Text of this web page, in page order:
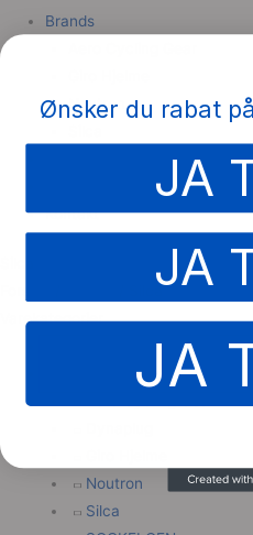
Brands
Noutron
Kontakt
/ Silca
Varekategorier
Noutron
Silca
Ønsker du rabat
JA
JA
JA